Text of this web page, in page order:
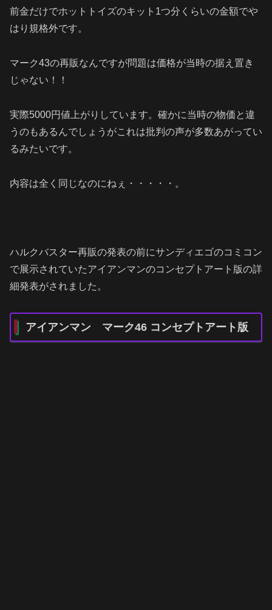
前金だけでホットトイズのキット1つ分くらいの金額でや
はり規格外です。
マーク43の再販なんですが問題は価格が当時の据え置き
じゃない！！
実際5000円値上がりしています。確かに当時の物価と違
うのもあるんでしょうがこれは批判の声が多数あがってい
るみたいです。
内容は全く同じなのにねぇ・・・・・。
ハルクバスター再販の発表の前にサンディエゴのコミコン
で展示されていたアイアンマンのコンセプトアート版の詳
細発表がされました。
アイアンマン マーク46 コンセプトアート版